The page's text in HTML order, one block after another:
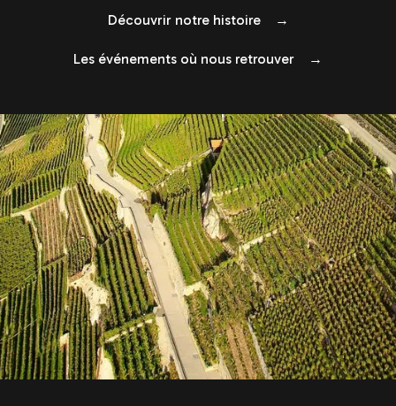
Découvrir notre histoire →
Les événements où nous retrouver →